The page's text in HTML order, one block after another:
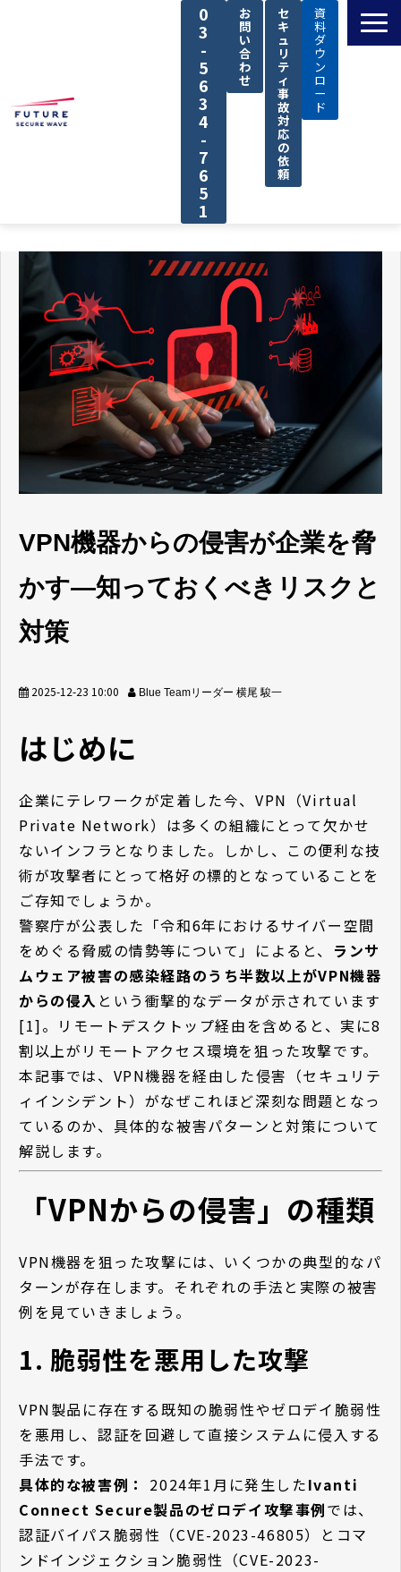
0
3
-
5
6
3
4
-
7
6
5
1
お
問
い
合
わ
せ
セ
キ
ュ
リ
テ
ィ
事
故
対
応
の
依
頼
資
料
ダ
ウ
ン
ロ
ー
ド
私たちの強み
解決できる課題
サービス
導入事例
セミナー/イベント
セキュリティブログ
会社案内
VPN機器からの侵害が企業を脅
かす―知っておくべきリスクと
対策
2025-12-23 10:00 Blue Teamリーダー 横尾 駿一
はじめに
企業にテレワークが定着した今、VPN（Virtual
Private Network）は多くの組織にとって欠かせ
ないインフラとなりました。しかし、この便利な技
術が攻撃者にとって格好の標的となっていることを
ご存知でしょうか。
警察庁が公表した「令和6年におけるサイバー空間
をめぐる脅威の情勢等について」によると、 ランサ
ムウェア被害の感染経路のうち半数以上がVPN機器
からの侵入 という衝撃的なデータが示されています
[1]。リモートデスクトップ経由を含めると、実に8
割以上がリモートアクセス環境を狙った攻撃です。
本記事では、VPN機器を経由した侵害（セキュリテ
ィインシデント）がなぜこれほど深刻な問題となっ
ているのか、具体的な被害パターンと対策について
解説します。
「VPNからの侵害」の種類
VPN機器を狙った攻撃には、いくつかの典型的なパ
ターンが存在します。それぞれの手法と実際の被害
例を見ていきましょう。
1. 脆弱性を悪用した攻撃
VPN製品に存在する既知の脆弱性やゼロデイ脆弱性
を悪用し、認証を回避して直接システムに侵入する
手法です。
具体的な被害例：
2024年1月に発生したIvanti
Connect Secure製品のゼロデイ攻撃事例では、
認証バイパス脆弱性（CVE-2023-46805）とコマ
ンドインジェクション脆弱性（CVE-2023-